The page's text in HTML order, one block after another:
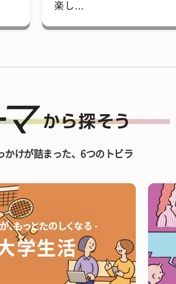
楽し...
かけが詰まった、6つのトビラ